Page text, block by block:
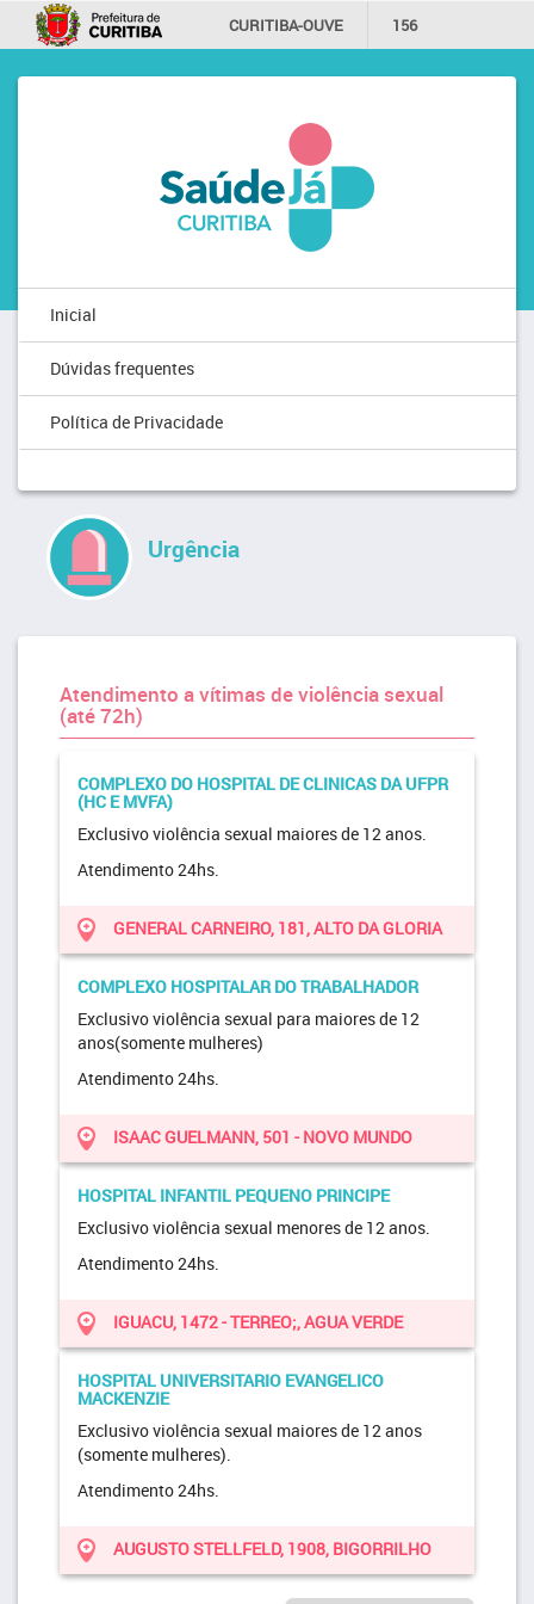
CURITIBA-OUVE 156
INFORMAÇÃO SECRETARIAS
Inicial
Dúvidas frequentes
Política de Privacidade
Urgência
Atendimento a vítimas de violência sexual
(até 72h)
COMPLEXO DO HOSPITAL DE CLINICAS DA UFPR
(HC E MVFA)
Exclusivo violência sexual maiores de 12 anos.
Atendimento 24hs.
GENERAL CARNEIRO, 181, ALTO DA GLORIA
COMPLEXO HOSPITALAR DO TRABALHADOR
Exclusivo violência sexual para maiores de 12
anos(somente mulheres)
Atendimento 24hs.
ISAAC GUELMANN, 501 - NOVO MUNDO
HOSPITAL INFANTIL PEQUENO PRINCIPE
Exclusivo violência sexual menores de 12 anos.
Atendimento 24hs.
IGUACU, 1472 - TERREO;, AGUA VERDE
HOSPITAL UNIVERSITARIO EVANGELICO
MACKENZIE
Exclusivo violência sexual maiores de 12 anos
(somente mulheres).
Atendimento 24hs.
AUGUSTO STELLFELD, 1908, BIGORRILHO